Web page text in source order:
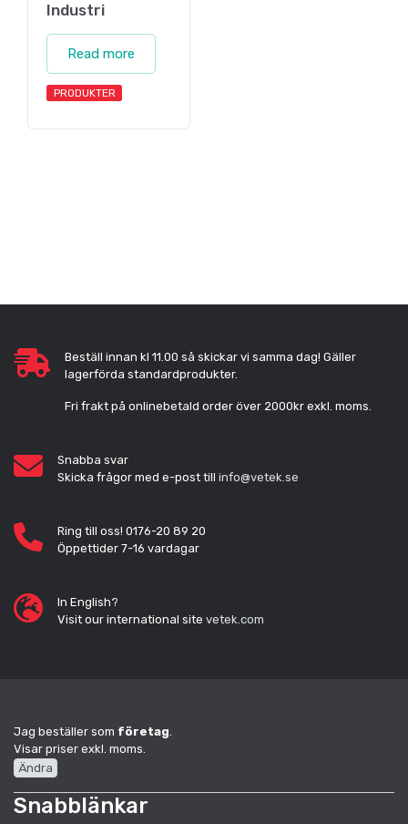
Industri
Read more
PRODUKTER
Beställ innan kl 11.00 så skickar vi samma dag! Gäller
lagerförda standardprodukter.
Fri frakt på onlinebetald order över 2000kr exkl. moms.
Snabba svar
Skicka frågor med e-post till info@vetek.se
Ring till oss! 0176-20 89 20
Öppettider 7-16 vardagar
In English?
Visit our international site vetek.com
Jag beställer som företag.
Visar priser exkl. moms.
Ändra
Snabblänkar